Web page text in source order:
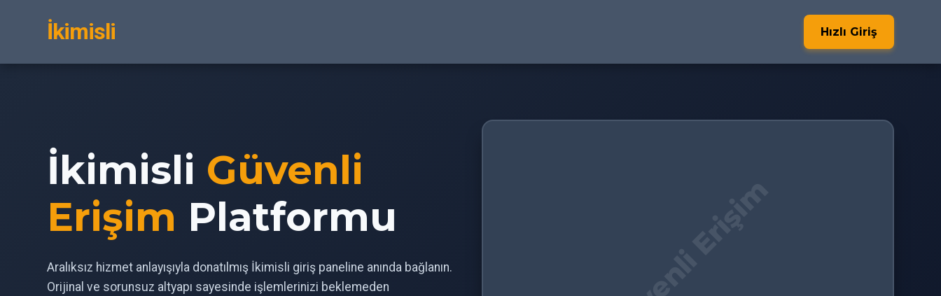
İkimisli Hızlı Giriş
İkimisli Güvenli
Erişim Platformu
Aralıksız hizmet anlayışıyla donatılmış İkimisli giriş paneline anında bağlanın.
Orijinal ve sorunsuz altyapı sayesinde işlemlerinizi beklemeden